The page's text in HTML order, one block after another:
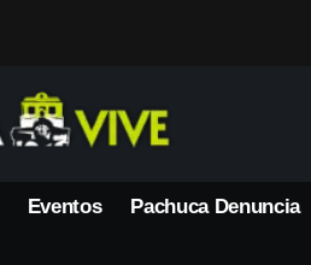
Eventos Pachuca Denuncia